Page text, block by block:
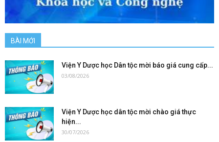
BÀI MỚI
Viện Y Dược học Dân tộc mời báo giá cung cấp...
03/08/2026
Viện Y Dược học dân tộc mời chào giá thực
hiện...
30/07/2026